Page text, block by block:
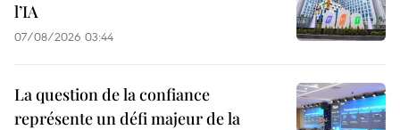
l’IA
07/08/2026 03:44
La question de la confiance
représente un défi majeur de la